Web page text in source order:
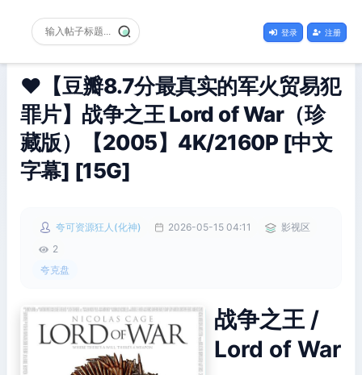
登录 注册
❤️【豆瓣8.7分最真实的军火贸易犯
罪片】战争之王 Lord of War（珍
藏版）【2005】4K/2160P [中文
字幕] [15G]
夸可资源狂人(化神) 2026-05-15 04:11
影视区
2
夸克盘
战争之王 /
Lord of War